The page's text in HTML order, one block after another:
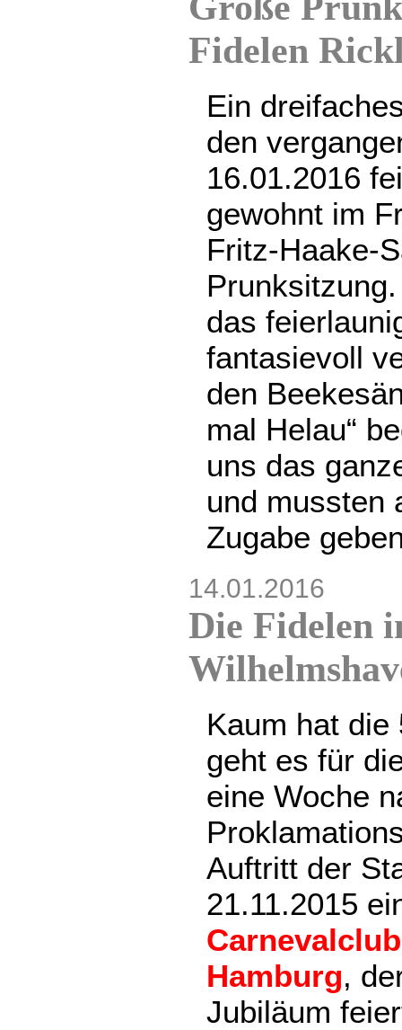
Fidelen
Ein
den
16.01.2016
gewohnt im
Fritz-Haake-
das
fantasievoll
den
mal Helau“
uns das
und mussten
Zugabe
14.01.2016
Die Fidelen
Kaum hat die
geht es für
eine Woche
Auftritt der
21.11.2015
Hamburg,
Jubiläum